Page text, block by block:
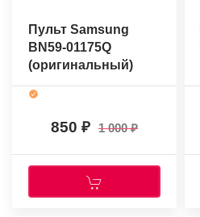
Пульт Samsung
BN59-01175Q
(оригинальный)
850 1 000